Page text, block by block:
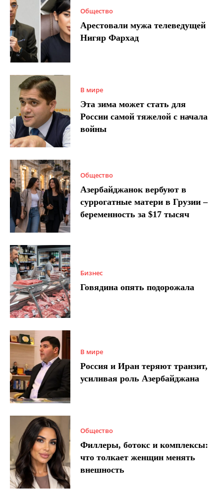
Общество
Арестовали мужа телеведущей
Нигяр Фархад
В мире
Эта зима может стать для
России самой тяжелой с начала
войны
Общество
Азербайджанок вербуют в
суррогатные матери в Грузии –
беременность за $17 тысяч
Бизнес
Говядина опять подорожала
В мире
Россия и Иран теряют транзит,
усиливая роль Азербайджана
Общество
Филлеры, ботокс и комплексы:
что толкает женщин менять
внешность